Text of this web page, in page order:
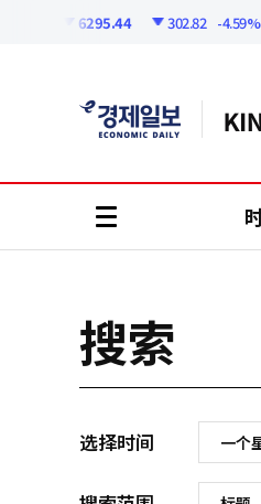
6295.44 302.82 -4.59%
搜索
选择时间 一个